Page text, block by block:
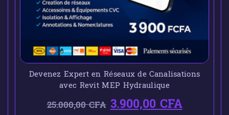
Devenez Expert en Réseaux de Canalisations
avec Revit MEP Hydraulique
25.000,00CFA 3.900,00CFA